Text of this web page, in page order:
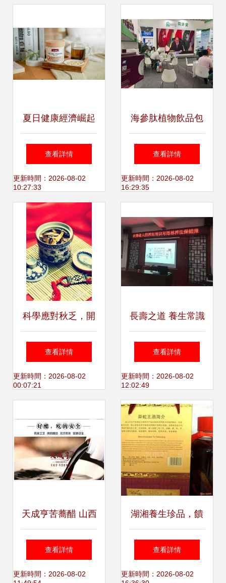
夏日健康經濟崛起
年輕人“拼”養生，
保健消費與服務成
新熱點
查看詳情
更新時間：2026-08-02
10:27:33
海參肽植物飲品包
裝設計 傳遞現代養
生美學與專業服務
查看詳情
更新時間：2026-08-02
16:29:35
科學應對秋乏，開
啟秋季養生新篇章
查看詳情
更新時間：2026-08-02
00:07:21
長壽之道 養生常識
與簡易保健操，開
啟健康生活
查看詳情
更新時間：2026-08-02
12:02:49
天成亨苦蕎醋 山西
純糧釀造的健康守
護者
查看詳情
更新時間：2026-08-02
湖湘養生珍品，饋
贈健康佳禮——永
州異蛇王酒
查看詳情
更新時間：2026-08-02